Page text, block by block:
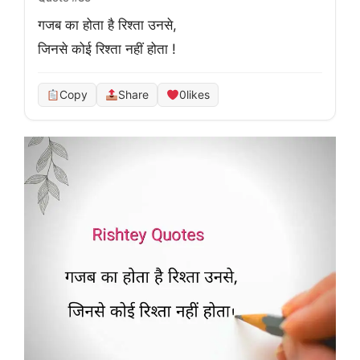
गजब का होता है रिश्ता उनसे,
जिनसे कोई रिश्ता नहीं होता !
Copy Share 0likes